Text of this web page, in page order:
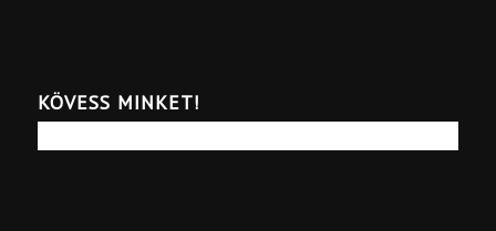
KÖVESS MINKET!